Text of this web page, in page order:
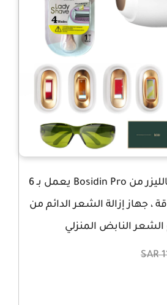
جهاز إزالة الشعر بالليزر من Bosidin Pro يعمل بـ 6
، جهاز إزالة الشعر الدائم من
SAR